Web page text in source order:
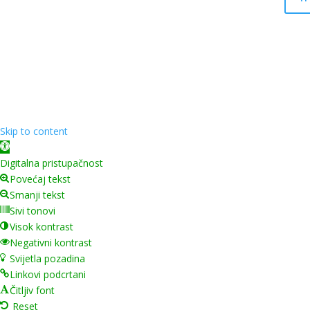
Skip to content
Open toolbar
Digitalna pristupačnost
Povećaj tekst
Smanji tekst
Sivi tonovi
Visok kontrast
Negativni kontrast
Svijetla pozadina
Linkovi podcrtani
Čitljiv font
Reset